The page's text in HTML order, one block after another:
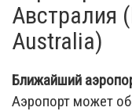
Австралия
Australia)
Ближайший
Аэропорт может